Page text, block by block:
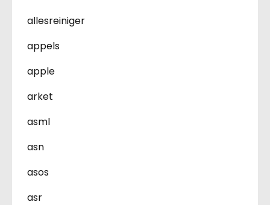
allesreiniger
appels
apple
arket
asml
asn
asos
asr